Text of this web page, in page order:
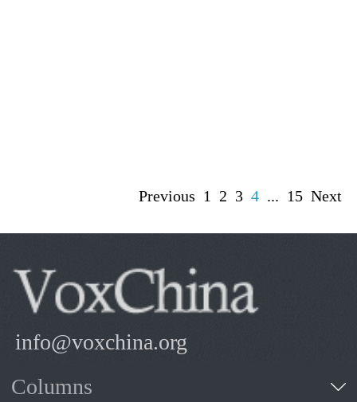
Previous 1 2 3 4 ... 15 Next
info@voxchina.org
Columns